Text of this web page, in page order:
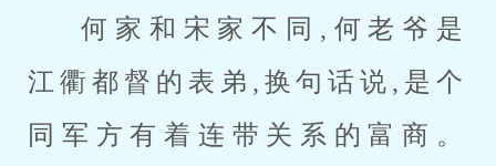
何家和宋家不同,何老爷是
江衢都督的表弟,换句话说,是个
同军方有着连带关系的富商。